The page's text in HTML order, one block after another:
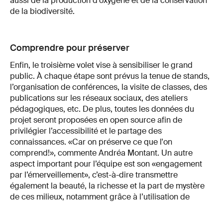
de la biodiversité.
Comprendre pour préserver
Enfin, le troisième volet vise à sensibiliser le grand
public. À chaque étape sont prévus la tenue de stands,
l’organisation de conférences, la visite de classes, des
publications sur les réseaux sociaux, des ateliers
pédagogiques, etc. De plus, toutes les données du
projet seront proposées en open source afin de
privilégier l’accessibilité et le partage des
connaissances. «Car on préserve ce que l'on
comprend!», commente Andréa Montant. Un autre
aspect important pour l’équipe est son «engagement
par l’émerveillement», c’est-à-dire transmettre
également la beauté, la richesse et la part de mystère
de ces milieux, notamment grâce à l’utilisation de